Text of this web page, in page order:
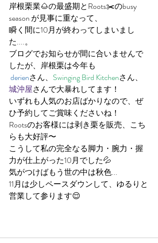
岸根栗業🌰の最盛期とRoots✂️のbusy
season が見事に重なって、
瞬く間に10月が終わってしまいまし
た....。
ブログでお知らせが間に合いませんで
したが、岸根栗は今年も
derienさん、 Swinging Bird Kitchenさん、
城沖屋さんで大暴れしてます！
いずれも人気のお店ばかりなので、ぜ
ひ予約してご賞味くださいね！
Rootsのお客様には剥き栗を販売、こち
らも大好評〜
こうして私の完全なる脚力・腕力・握
力が仕上がった10月でした💦
気がつけばもう世の中は秋色...
11月は少しペースダウンして、ゆるりと
営業して参ります😌